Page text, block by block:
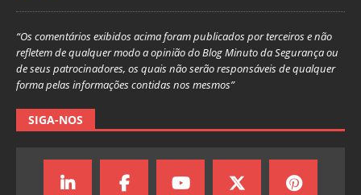
“Os comentários exibidos acima foram publicados por terceiros e não
refletem de qualquer modo a opinião do Blog Minuto da Segurança ou
de seus patrocinadores, os quais não serão responsáveis de qualquer
forma pelas informações contidas nos mesmos”
SIGA-NOS